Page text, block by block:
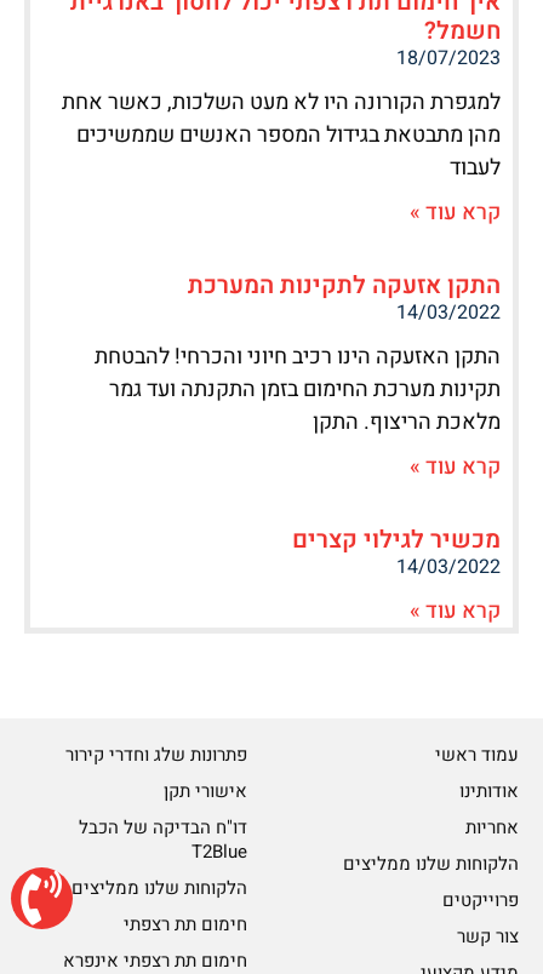
חשמל?
18/07/2023
למגפרת הקורונה היו לא מעט השלכות, כאשר אחת
מהן מתבטאת בגידול המספר האנשים שממשיכים
לעבוד
קרא עוד »
התקן אזעקה לתקינות המערכת
14/03/2022
התקן האזעקה הינו רכיב חיוני והכרחי! להבטחת
תקינות מערכת החימום בזמן התקנתה ועד גמר
מלאכת הריצוף. התקן
קרא עוד »
מכשיר לגילוי קצרים
14/03/2022
קרא עוד »
עמוד ראשי
אודותינו
אחריות
הלקוחות שלנו ממליצים
פרוייקטים
צור קשר
פתרונות שלג וחדרי קירור
אישורי תקן
דו"ח הבדיקה של הכבל
T2Blue
הלקוחות שלנו ממליצים
חימום תת רצפתי
חימום תת רצפתי אינפרא